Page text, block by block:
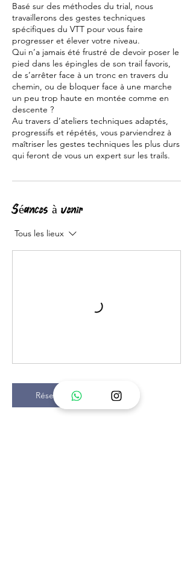
Basé sur des méthodes du trial, nous
travaillerons des gestes techniques
spécifiques du VTT pour vous faire
progresser et élever votre niveau.
Qui n’a jamais été frustré de devoir poser le
pied dans les épingles de son trail favoris,
de s’arrêter face à un tronc en travers du
chemin, ou de bloquer face à une marche
un peu trop haute en montée comme en
descente ?
Au travers d’ateliers techniques adaptés,
progressifs et répétés, vous parviendrez à
maîtriser les gestes techniques les plus durs
qui feront de vous un expert sur les trails.
Séances à venir
Tous les lieux
Réserver